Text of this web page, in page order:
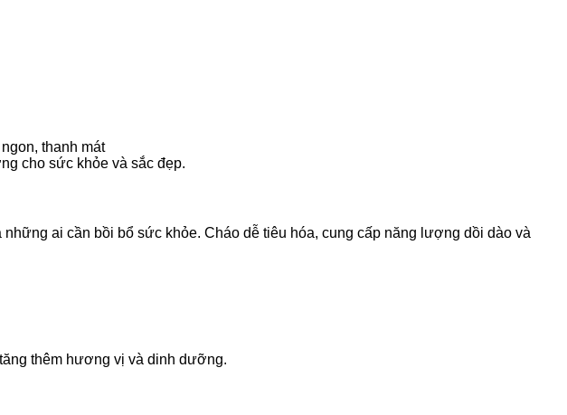
cho sức khỏe và sắc đẹp.
ai cần bồi bổ sức khỏe. Cháo dễ tiêu hóa, cung cấp năng lượng dồi dào và
thêm hương vị và dinh dưỡng.